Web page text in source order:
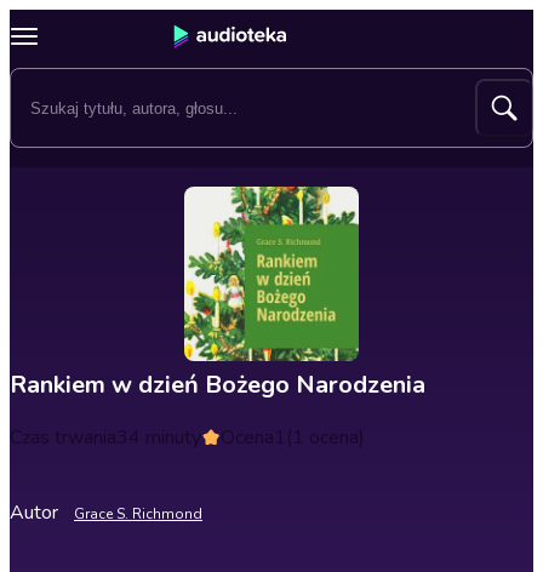
Rankiem w dzień Bożego Narodzenia
Czas trwania34 minuty Ocena1(1 ocena)
Autor Grace S. Richmond